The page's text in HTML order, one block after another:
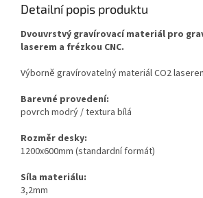
Detailní popis produktu
Dvouvrstvý gravírovací materiál pro
laserem a frézkou CNC.
Výborně gravírovatelný materiál CO2
Barevné provedení:
povrch modrý / textura bílá
Rozměr desky:
1200x600mm (standardní formát)
Síla materiálu:
3,2mm